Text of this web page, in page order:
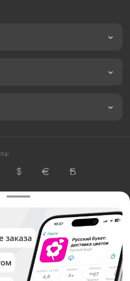
доставки цветов в Москве
ответственностью «Технология»
5410081997
ул. Ипподромская,